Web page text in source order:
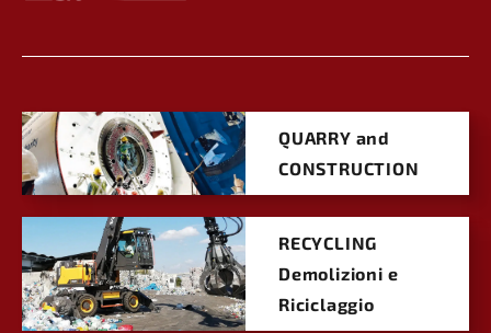
QUARRY and
CONSTRUCTION
RECYCLING
Demolizioni e
Riciclaggio